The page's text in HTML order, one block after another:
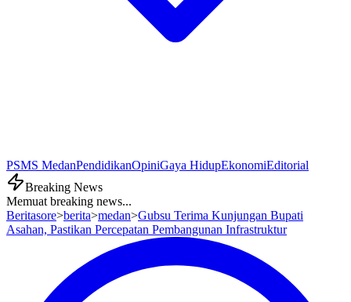
PSMS MedanPendidikanOpiniGaya HidupEkonomiEditorial
Breaking News
Memuat breaking news...
Beritasore>berita>medan>Gubsu Terima Kunjungan Bupati
Asahan, Pastikan Percepatan Pembangunan Infrastruktur